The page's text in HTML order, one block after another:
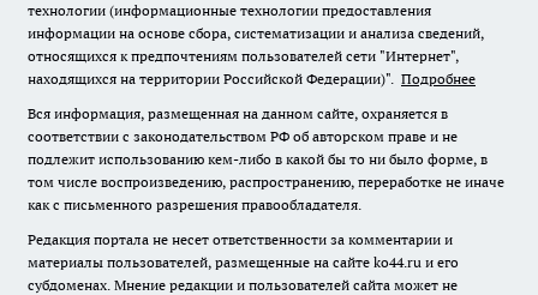
технологии (информационные технологии предоставления
информации на основе сбора, систематизации и анализа сведений,
относящихся к предпочтениям пользователей сети "Интернет",
находящихся на территории Российской Федерации)". Подробнее
Вся информация, размещенная на данном сайте, охраняется в
соответствии с законодательством РФ об авторском праве и не
подлежит использованию кем-либо в какой бы то ни было форме, в
том числе воспроизведению, распространению, переработке не иначе
как с письменного разрешения правообладателя.
Редакция портала не несет ответственности за комментарии и
материалы пользователей, размещенные на сайте ko44.ru и его
субдоменах. Мнение редакции и пользователей сайта может не